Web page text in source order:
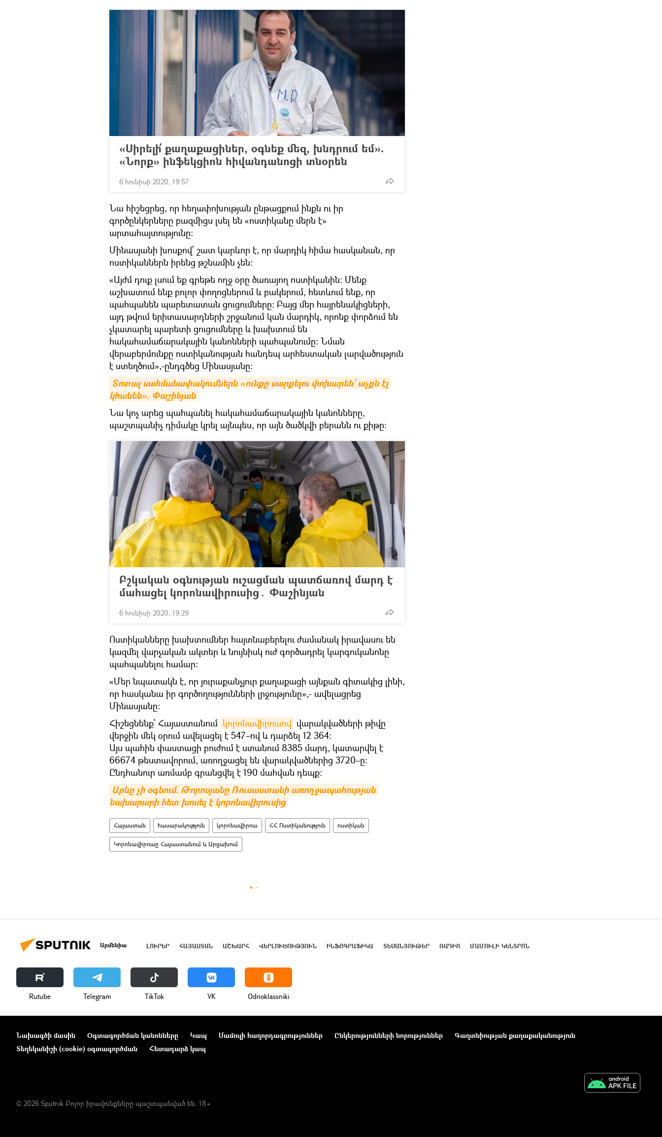
«Սիրելի՛ քաղաքացիներ, օգնեք մեզ, խնդրում եմ».
«Նորք» ինֆեկցիոն հիվանդանոցի տնօրեն
6 հունիսի 2020, 19:57
Նա հիշեցրեց, որ հեղափոխության ընթացքում ինքն ու իր
գործընկերները բազմիցս լսել են «ոստիկանը մերն է»
արտահայտությունը:
Մինասյանի խոսքով՝ շատ կարևոր է, որ մարդիկ հիմա հասկանան, որ
ոստիկաններն իրենց թշնամին չեն:
«Այժմ դուք լսում եք գրեթե ողջ օրը ծառայող ոստիկանին։ Մենք
աշխատում ենք բոլոր փողոցներում և բակերում, հետևում ենք, որ
պահպանեն պարետատան ցուցումները։ Բայց մեր հայրենակիցների,
այդ թվում երիտասարդների շրջանում կան մարդիկ, որոնք փորձում են
չկատարել պարետի ցուցումները և խախտում են
հակահամաճարակային կանոնների պահպանումը։ Նման
վերաբերմունքը ոստիկանության հանդեպ արհեստական լարվածություն
է ստեղծում»,-ընդգծեց Մինասյանը:
Տոտալ սահմանափակումներն «ունքը սարքելու փոխարեն` աչքն էլ
կհանեն». Փաշինյան
Նա կոչ արեց պահպանել հակահամաճարակային կանոնները,
պաշտպանիչ դիմակը կրել այնպես, որ այն ծածկվի բերանն ու քիթը:
Բշկական օգնության ուշացման պատճառով մարդ է
մահացել կորոնավիրուսից․ Փաշինյան
6 հունիսի 2020, 19:29
Ոստիկանները խախտումներ հայտնաբերելու ժամանակ իրավասու են
կազմել վարչական ակտեր և նույնիսկ ուժ գործադրել կարգուկանոնը
պահպանելու համար:
«Մեր նպատակն է, որ յուրաքանչյուր քաղաքացի այնքան գիտակից լինի,
որ հասկանա իր գործողությունների լրջությունը»,- ավելացրեց
Մինասյանը:
Հիշեցնենք՝ Հայաստանում կորոնավիրուսով վարակվածների թիվը
վերջին մեկ օրում ավելացել է 547–ով և դարձել 12 364։
Այս պահին փաստացի բուժում է ստանում 8385 մարդ, կատարվել է
66674 թեստավորում, առողջացել են վարակվածներից 3720–ը։
Ընդհանուր առմամբ գրանցվել է 190 մահվան դեպք։
Արևը չի օգնում. Թորոսյանը Ռուսաստանի առողջապահության
նախարարի հետ խոսել է կորոնավիրուսից
Հայաստան հասարակություն կորոնավիրուս ՀՀ Ոստիկանություն ոստիկան
Կորոնավիրուսը Հայաստանում և Արցախում
Արմենիա ԼՈՒՐԵՐ ՀԱՅԱՍՏԱՆ ԱՇԽԱՐՀ ՎԵՐԼՈՒԾՈՒԹՅՈՒՆ ԻՆՖՈԳՐԱՖԻԿԱ ՏԵՍԱՆՅՈՒԹԵՐ ՌԱԴԻՈ ՄԱՄՈՒԼԻ ԿԵՆՏՐՈՆ
Rutube Telegram ТikТоk VK Odnoklassniki
Նախագծի մասին Օգտագործման կանոնները Կապ Մամուլի հաղորդագրություններ Ընկերությունների նորություններ
Գաղտնիության քաղաքականություն
Տեղեկանիշի (cookie) օգտագործման
Հետադարձ կապ
© 2026 Sputnik Բոլոր իրավունքները պաշտպանված են. 18+